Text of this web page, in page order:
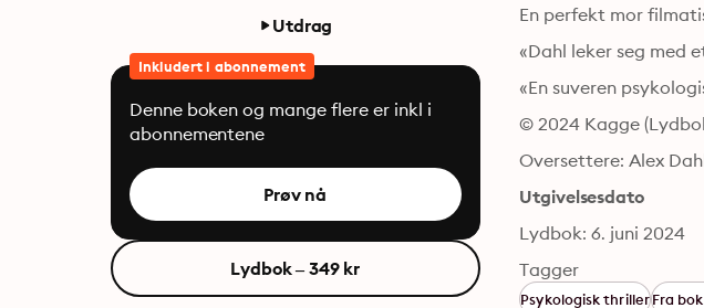
Utdrag
Inkludert i abonnement
Denne boken og mange flere er inkl i
abonnementene
Prøv nå
Lydbok – 349 kr
En perfekt mor
«Dahl leker seg med
«En suveren
© 2024 Kagge
Oversettere: Alex
Utgivelsesdato
Lydbok: 6. juni 2024
Tagger
Psykologisk thrillerFra